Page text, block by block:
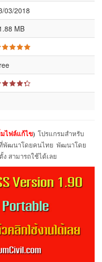
03/2018
MB
มไฟล์แก้ไข) โปรแกรมสำหรับ
พัฒนาโดยคนไทย พัฒนาโดย
สามารถใช้ได้เลย